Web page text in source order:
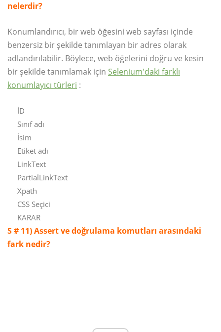
nelerdir?
Konumlandırıcı, bir web öğesini web sayfası içinde
benzersiz bir şekilde tanımlayan bir adres olarak
adlandırılabilir. Böylece, web öğelerini doğru ve kesin
bir şekilde tanımlamak için Selenium'daki farklı
konumlayıcı türleri :
İD
Sınıf adı
İsim
Etiket adı
LinkText
PartialLinkText
Xpath
CSS Seçici
KARAR
S # 11)Assert ve doğrulama komutları arasındaki
fark nedir?